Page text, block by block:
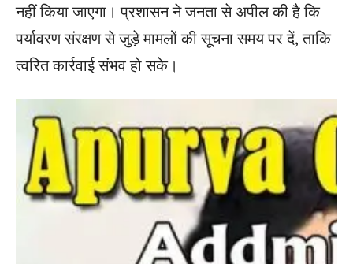
नहीं किया जाएगा। प्रशासन ने जनता से अपील की है कि
पर्यावरण संरक्षण से जुड़े मामलों की सूचना समय पर दें, ताकि
त्वरित कार्रवाई संभव हो सके।